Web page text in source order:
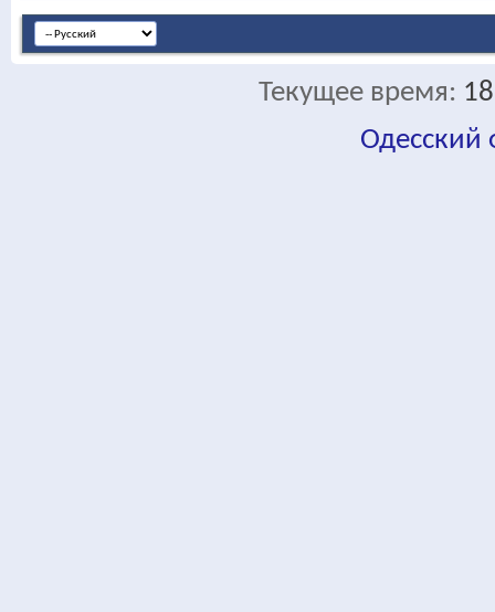
Текущее время:
Одесский